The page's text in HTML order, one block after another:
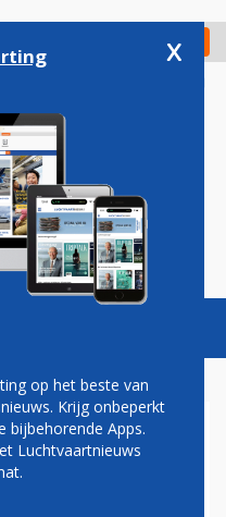
Check in
Vacatures
te wijzigen om
x
op het beste van
Krijg onbeperkt
bijbehorende Apps.
Luchtvaartnieuws